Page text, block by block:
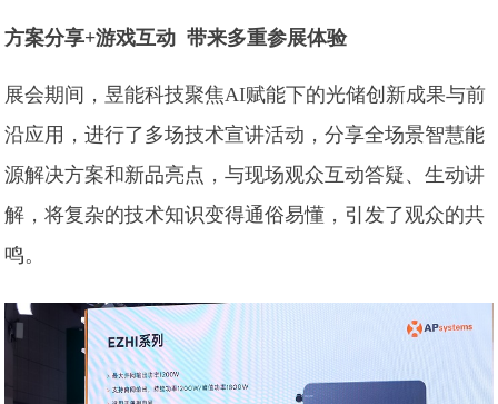
方案分享+游戏互动带来多重参展体验
展会期间，昱能科技聚焦AI赋能下的光储创新成果与前
沿应用，进行了多场技术宣讲活动，分享全场景智慧能
源解决方案和新品亮点，与现场观众互动答疑、生动讲
解，将复杂的技术知识变得通俗易懂，引发了观众的共
鸣。